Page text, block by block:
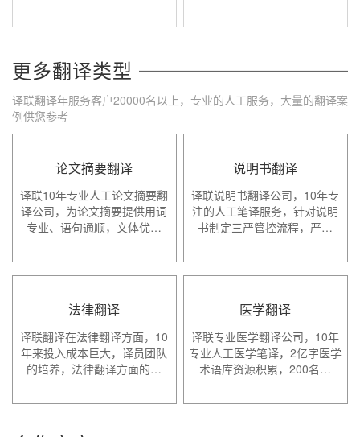
更多翻译类型
译联翻译年服务客户20000名以上，专业的人工服务，大量的翻译案
例供您参考
论文摘要翻译
译联10年专业人工论文摘要翻
译公司，为论文摘要提供用词
专业、语句通顺，文体优…
说明书翻译
译联说明书翻译公司，10年专
注的人工笔译服务，针对说明
书制定三严管控流程，严…
法律翻译
译联翻译在法律翻译方面，10
年来投入成本巨大，译员团队
的培养，法律翻译方面的…
医学翻译
译联专业医学翻译公司，10年
专业人工医学笔译，2亿字医学
术语库资源积累，200名…